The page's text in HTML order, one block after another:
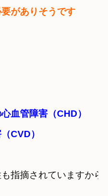
がありそうです
血管障害（CHD）
CVD）
指摘されていますから